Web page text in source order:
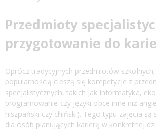
Przedmioty
przygotowanie do
Oprócz tradycyjnych przedmiotów
popularnością cieszą się korepetycje z
specjalistycznych, takich jak informatyka,
programowanie czy języki obce inne niż
hiszpański czy chiński). Tego typu zajęcia są
dla osób planujących karierę w konkretnej